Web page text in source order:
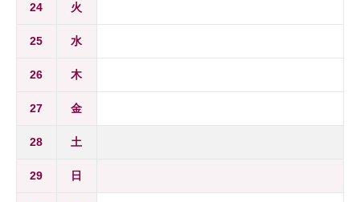
24 火
25 水
26 木
27 金
28 土
29 日